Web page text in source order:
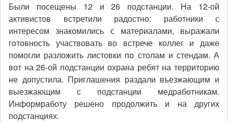
Были посещены 12 и 26 подстанции. На 12-ой
активистов встретили радостно: работники с
интересом знакомились с материалами, выражали
готовность участвовать во встрече коллег и даже
помогли разложить листовки по столам и стендам. А
вот на 26-ой подстанции охрана ребят на территорию
не допустила. Приглашения раздали въезжающим и
выезжающим с подстанции медработникам.
Информработу решено продолжить и на других
подстанциях.